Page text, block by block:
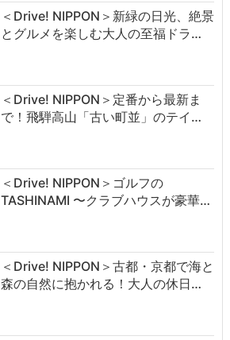
＜Drive! NIPPON＞新緑の日光、絶景
とグルメを楽しむ大人の至福ドラ…
＜Drive! NIPPON＞定番から最新ま
で！飛騨高山「古い町並」のテイ…
＜Drive! NIPPON＞ゴルフの
TASHINAMI 〜クラブハウスが豪華…
＜Drive! NIPPON＞古都・京都で海と
森の自然に抱かれる！大人の休日…